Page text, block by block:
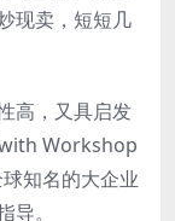
现卖，短短几
高，又具启发
Workshop
知名的大企业
。